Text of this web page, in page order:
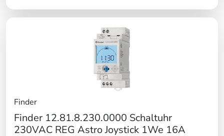
Finder
Finder 12.81.8.230.0000 Schaltuhr
230VAC REG Astro Joystick 1We 16A